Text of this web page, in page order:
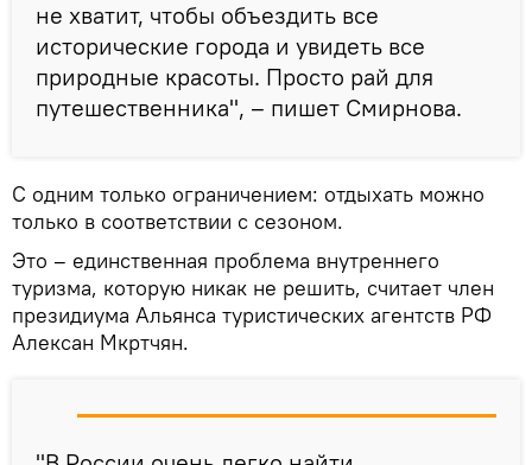
не хватит, чтобы объездить все
исторические города и увидеть все
природные красоты. Просто рай для
путешественника", – пишет Смирнова.
С одним только ограничением: отдыхать можно
только в соответствии с сезоном.
Это – единственная проблема внутреннего
туризма, которую никак не решить, считает член
президиума Альянса туристических агентств РФ
Алексан Мкртчян.